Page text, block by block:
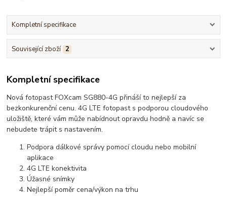
Kompletní specifikace
Související zboží 2
Kompletní specifikace
Nová fotopast FOXcam SG880-4G přináší to nejlepší za
bezkonkurenční cenu. 4G LTE fotopast s podporou cloudového
uložiště, které vám může nabídnout opravdu hodně a navíc se
nebudete trápit s nastavením.
Podpora dálkové správy pomocí cloudu nebo mobilní
aplikace
4G LTE konektivita
Úžasné snímky
Nejlepší poměr cena/výkon na trhu